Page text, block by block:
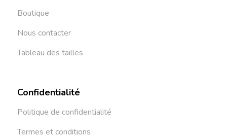
Boutique
Nous contacter
Tableau des tailles
Confidentialité
Politique de confidentialité
Termes et conditions